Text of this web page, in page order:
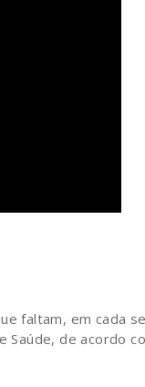
faltam, em cada
Saúde, de acordo